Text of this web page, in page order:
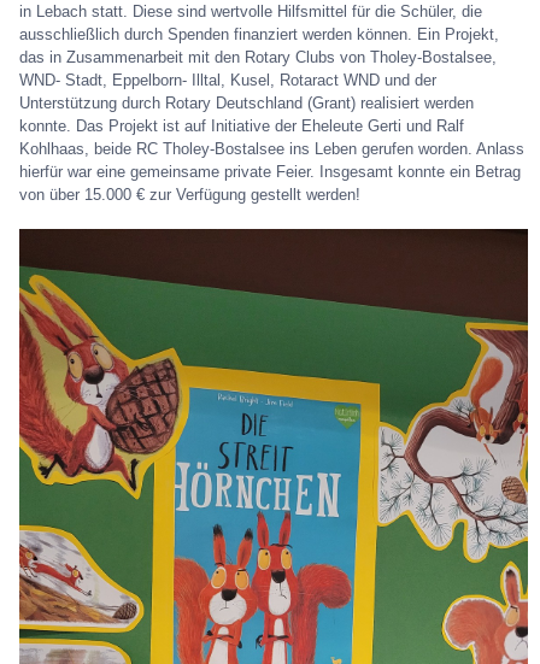
in Lebach statt. Diese sind wertvolle Hilfsmittel für die Schüler, die
ausschließlich durch Spenden finanziert werden können. Ein Projekt,
das in Zusammenarbeit mit den Rotary Clubs von Tholey-Bostalsee,
WND- Stadt, Eppelborn- Illtal, Kusel, Rotaract WND und der
Unterstützung durch Rotary Deutschland (Grant) realisiert werden
konnte. Das Projekt ist auf Initiative der Eheleute Gerti und Ralf
Kohlhaas, beide RC Tholey-Bostalsee ins Leben gerufen worden. Anlass
hierfür war eine gemeinsame private Feier. Insgesamt konnte ein Betrag
von über 15.000 € zur Verfügung gestellt werden!